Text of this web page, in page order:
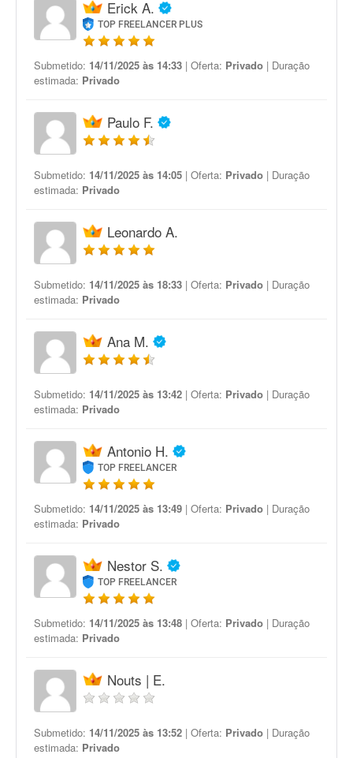
Erick A.
TOP FREELANCER PLUS
Submetido: 14/11/2025 às 14:33 | Oferta: Privado | Duração
estimada: Privado
Paulo F.
Submetido: 14/11/2025 às 14:05 | Oferta: Privado | Duração
estimada: Privado
Leonardo A.
Submetido: 14/11/2025 às 18:33 | Oferta: Privado | Duração
estimada: Privado
Ana M.
Submetido: 14/11/2025 às 13:42 | Oferta: Privado | Duração
estimada: Privado
Antonio H.
TOP FREELANCER
Submetido: 14/11/2025 às 13:49 | Oferta: Privado | Duração
estimada: Privado
Nestor S.
TOP FREELANCER
Submetido: 14/11/2025 às 13:48 | Oferta: Privado | Duração
estimada: Privado
Nouts | E.
Submetido: 14/11/2025 às 13:52 | Oferta: Privado | Duração
estimada: Privado